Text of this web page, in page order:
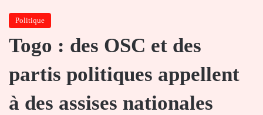
Politique
Togo : des OSC et des
partis politiques appellent
à des assises nationales